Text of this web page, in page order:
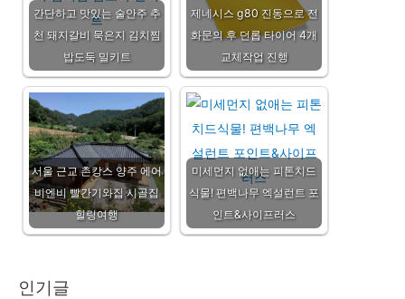
간단하고 맛있는 술안주 추
천 돼지갈비 묵은지 김치찜
밥도둑 밀키트
제네시스 g80 진동으로 전
화문의 후 던롭 타이어 4개
교체작업 진행
서울 근교 촌캉스 양주 에어
비엔비 빨간기와집 시골집
힐링여행
미세먼지 없애는 피톤치드
식물! 편백나무 엑설런트 포
인트&사이프러스
인기글